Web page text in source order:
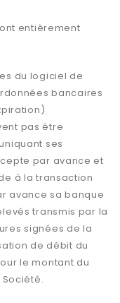
entièrement
du logiciel de
bancaires
pas être
ses
par avance et
à la transaction
avance sa banque
transmis par la
signées de la
de débit du
le montant du